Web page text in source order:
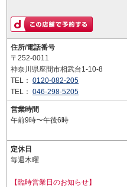
住所/電話番号
〒252-0011
神奈川県座間市相武台1-10-8
TEL： 0120-082-205
TEL： 046-298-5205
営業時間
午前9時〜午後6時
定休日
毎週木曜
【臨時営業日のお知らせ】